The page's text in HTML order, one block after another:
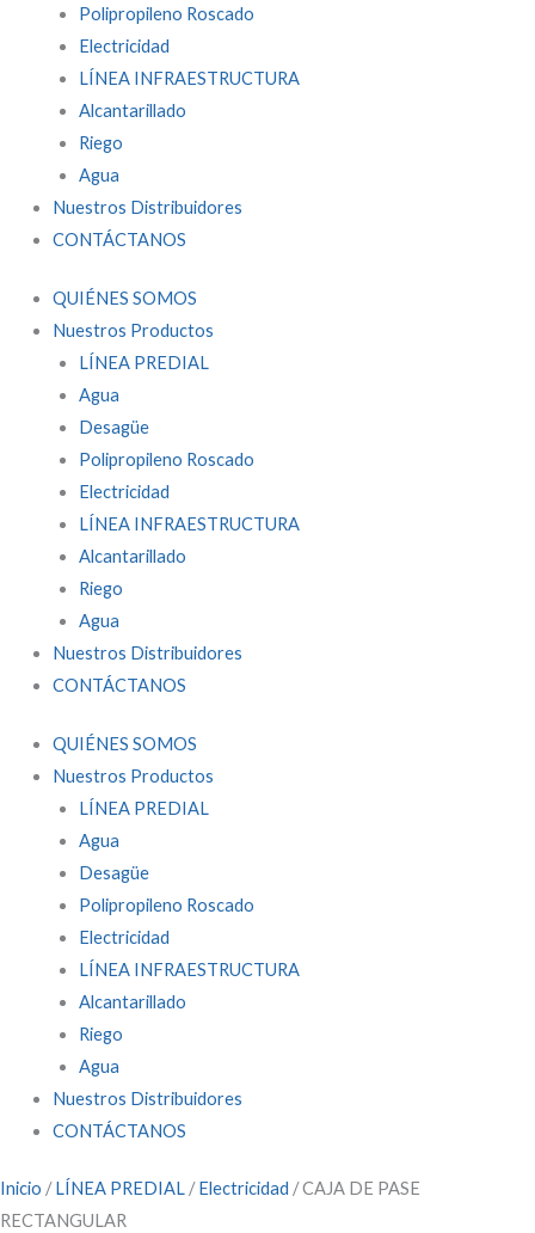
Polipropileno Roscado
Electricidad
LÍNEA INFRAESTRUCTURA
Alcantarillado
Riego
Agua
Nuestros Distribuidores
CONTÁCTANOS
QUIÉNES SOMOS
Nuestros Productos
LÍNEA PREDIAL
Agua
Desagüe
Polipropileno Roscado
Electricidad
LÍNEA INFRAESTRUCTURA
Alcantarillado
Riego
Agua
Nuestros Distribuidores
CONTÁCTANOS
QUIÉNES SOMOS
Nuestros Productos
LÍNEA PREDIAL
Agua
Desagüe
Polipropileno Roscado
Electricidad
LÍNEA INFRAESTRUCTURA
Alcantarillado
Riego
Agua
Nuestros Distribuidores
CONTÁCTANOS
Inicio /LÍNEA PREDIAL /Electricidad / CAJA DE PASE
RECTANGULAR